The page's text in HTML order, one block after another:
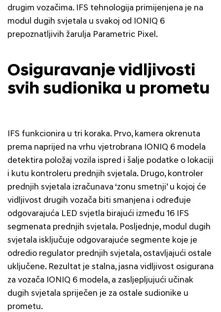
drugim vozačima. IFS tehnologija primijenjena je na
modul dugih svjetala u svakoj od IONIQ 6
prepoznatljivih žarulja Parametric Pixel.
Osiguravanje vidljivosti
svih sudionika u prometu
IFS funkcionira u tri koraka. Prvo, kamera okrenuta
prema naprijed na vrhu vjetrobrana IONIQ 6 modela
detektira položaj vozila ispred i šalje podatke o lokaciji
i kutu kontroleru prednjih svjetala. Drugo, kontroler
prednjih svjetala izračunava ‘zonu smetnji’ u kojoj će
vidljivost drugih vozača biti smanjena i određuje
odgovarajuća LED svjetla birajući između 16 IFS
segmenata prednjih svjetala. Posljednje, modul dugih
svjetala isključuje odgovarajuće segmente koje je
odredio regulator prednjih svjetala, ostavljajući ostale
uključene. Rezultat je stalna, jasna vidljivost osigurana
za vozača IONIQ 6 modela, a zasljepljujući učinak
dugih svjetala spriječen je za ostale sudionike u
prometu.